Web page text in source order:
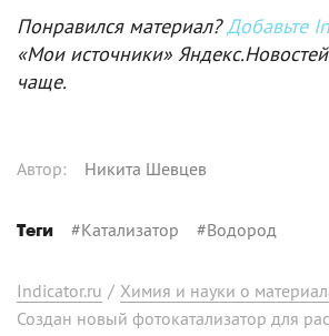
Понравился материал?Добавьте
«Мои источники»
чаще.
Автор: Никита Шевцев
Теги #Катализатор #Водород
Indicator.ru / Химия и науки о
Создан новый фотокатализатор для